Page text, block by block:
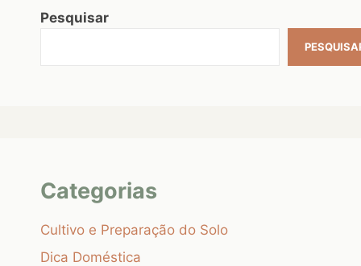
Pesquisar
Categorias
Cultivo e Preparação do Solo
Dica Doméstica